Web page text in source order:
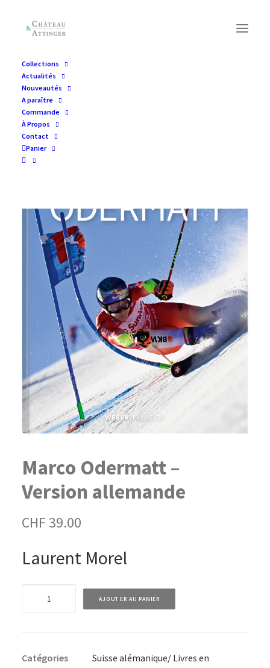
Collections
Actualités
Nouveautés
A paraître
Commande
À Propos
Contact
Panier
Marco Odermatt –
Version allemande
CHF39.00
Laurent Morel
-
AJOUTER AU PANIER
Catégories
Suisse alémanique/ Livres en